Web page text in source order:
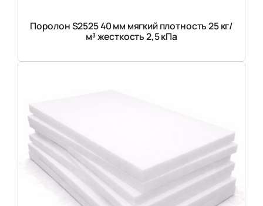
Поролон S2525 40 мм мягкий плотность 25 кг/
м³ жесткость 2,5 кПа